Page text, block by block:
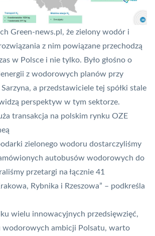
Green-news.pl, że zielony wodór i
z nim powiązane przechodzą
w Polsce i nie tylko. Było głośno o
z wodorowych planów przy
a przedstawiciele tej spółki stale
perspektyw w tym sektorze.
transakcja na polskim rynku OZE
zielonego wodoru dostarczyliśmy
autobusów wodorowych do
przetargi na łącznie 41
Rybnika i Rzeszowa” – podkreśla
wielu innowacyjnych przedsięwzięć,
wodorowych ambicji Polsatu, warto